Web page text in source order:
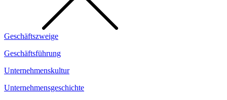
Geschäftszweige
Geschäftsführung
Unternehmenskultur
Unternehmensgeschichte